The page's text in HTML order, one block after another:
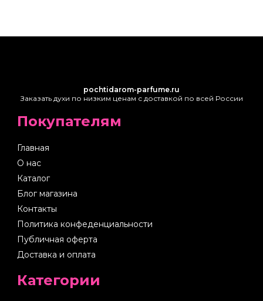
pochtidarom-parfume.ru
Заказать духи по низким ценам с доставкой по всей России
Покупателям
Главная
О нас
Каталог
Блог магазина
Контакты
Политика конфеденциальности
Публичная оферта
Доставка и оплата
Категории